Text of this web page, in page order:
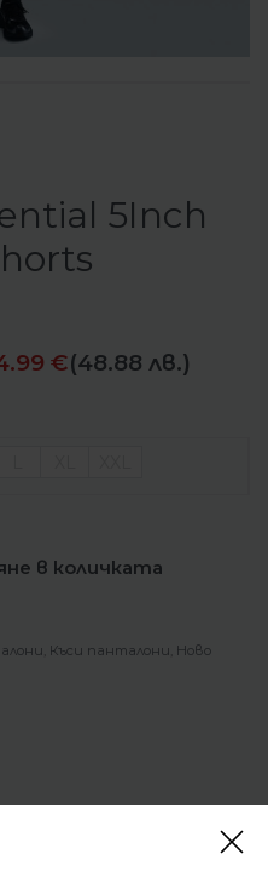
5Inch
€(48.88 лв.)
в количката
Къси панталони Ново